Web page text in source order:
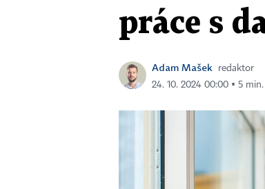
práce s
Adam Mašek
redaktor
24. 10. 2024 00:00 ▪ 5